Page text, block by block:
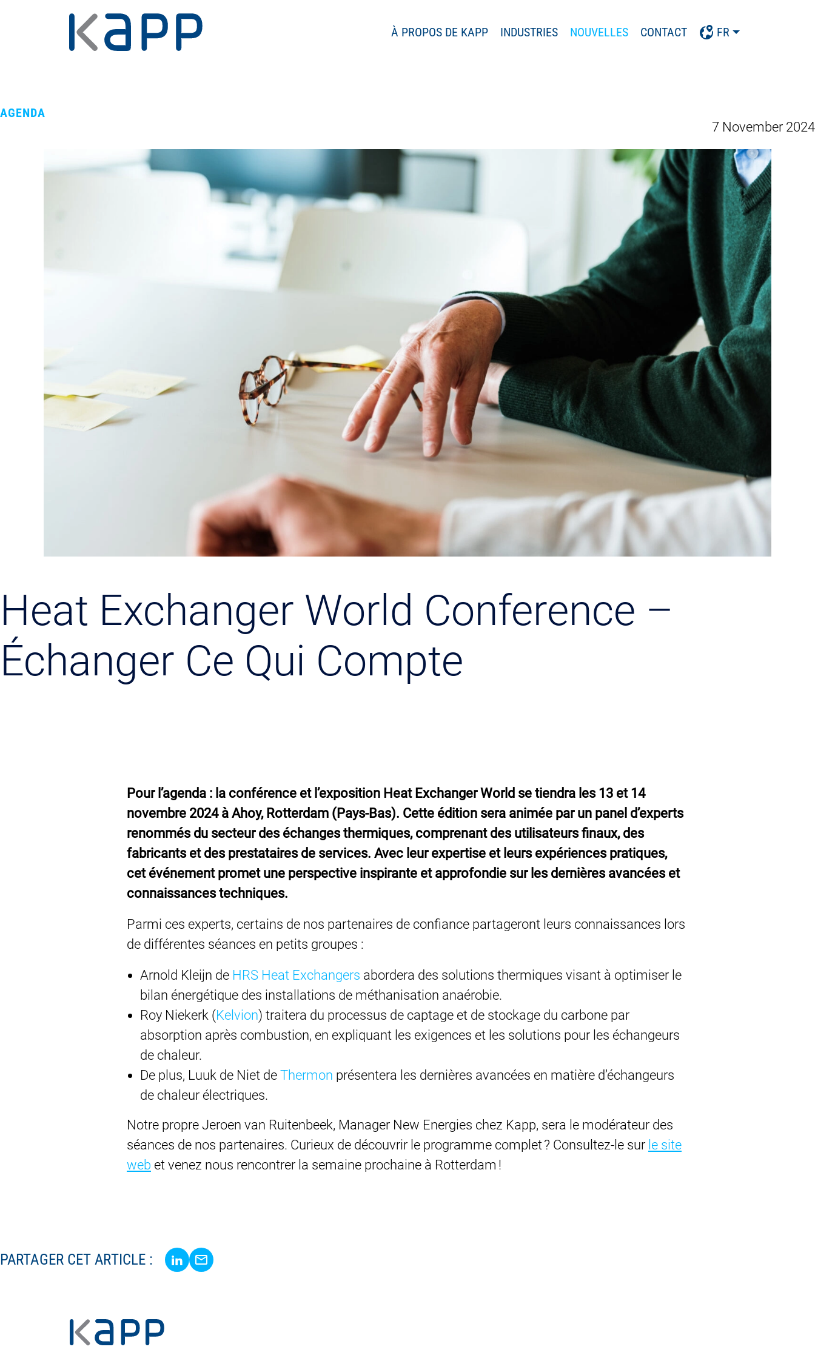
À PROPOS DE KAPP INDUSTRIES NOUVELLES CONTACT FR
AGENDA
7 November 2024
Heat Exchanger World Conference –
Échanger Ce Qui Compte
Pour l’agenda : la conférence et l’exposition Heat Exchanger World se tiendra les 13 et 14
novembre 2024 à Ahoy, Rotterdam (Pays-Bas). Cette édition sera animée par un panel d’experts
renommés du secteur des échanges thermiques, comprenant des utilisateurs finaux, des
fabricants et des prestataires de services. Avec leur expertise et leurs expériences pratiques,
cet événement promet une perspective inspirante et approfondie sur les dernières avancées et
connaissances techniques.
Parmi ces experts, certains de nos partenaires de confiance partageront leurs connaissances lors
de différentes séances en petits groupes :
Arnold Kleijn de HRS Heat Exchangers abordera des solutions thermiques visant à optimiser le
bilan énergétique des installations de méthanisation anaérobie.
Roy Niekerk (Kelvion) traitera du processus de captage et de stockage du carbone par
absorption après combustion, en expliquant les exigences et les solutions pour les échangeurs
de chaleur.
De plus, Luuk de Niet de Thermon présentera les dernières avancées en matière d’échangeurs
de chaleur électriques.
Notre propre Jeroen van Ruitenbeek, Manager New Energies chez Kapp, sera le modérateur des
séances de nos partenaires. Curieux de découvrir le programme complet ? Consultez-le sur le site
web et venez nous rencontrer la semaine prochaine à Rotterdam !
PARTAGER CET ARTICLE : Share via LinkedIn
Share via E-Mail